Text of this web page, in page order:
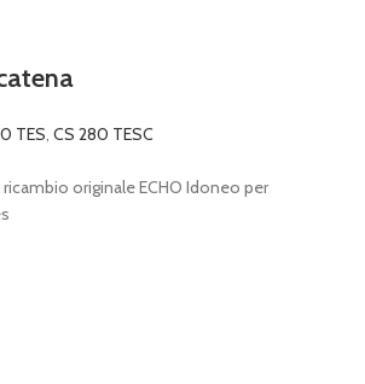
TES, CS 280 TESC
originale ECHO Idoneo per